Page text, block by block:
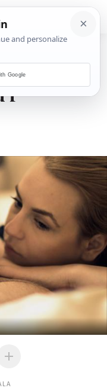
bez
i
Google